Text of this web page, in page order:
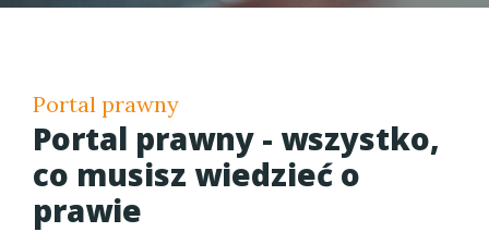
Portal prawny
Portal prawny - wszystko,
co musisz wiedzieć o
prawie